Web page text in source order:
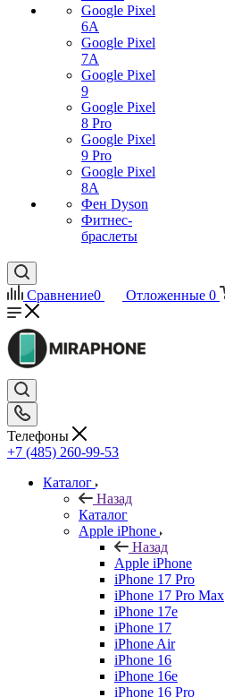
Google Pixel
6A
Google Pixel
7А
Google Pixel
9
Google Pixel
8 Pro
Google Pixel
9 Pro
Google Pixel
8A
Фен Dyson
Фитнес-
браслеты
Сравнение0 Отложенные 0
Телефоны
+7 (485) 260-99-53
Каталог
Назад
Каталог
Apple iPhone
Назад
Apple iPhone
iPhone 17 Pro
iPhone 17 Pro Max
iPhone 17e
iPhone 17
iPhone Air
iPhone 16
iPhone 16e
iPhone 16 Pro